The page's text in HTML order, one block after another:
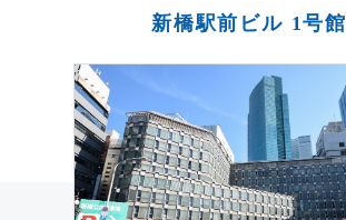
新橋駅前ビル 1号館